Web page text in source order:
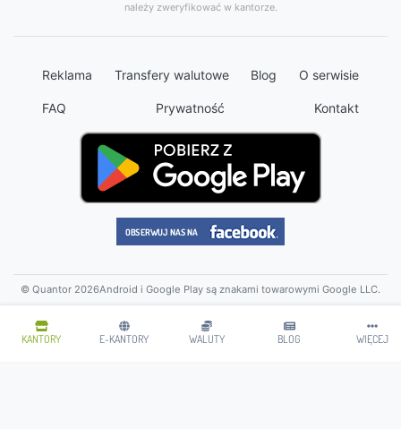
KANTORY E-KANTORY WALUTY BLOG WIĘCEJ
należy zweryfikować w kantorze.
Reklama Transfery walutowe Blog O serwisie
FAQ Prywatność Kontakt
© Quantor 2026Android i Google Play są znakami towarowymi Google LLC.